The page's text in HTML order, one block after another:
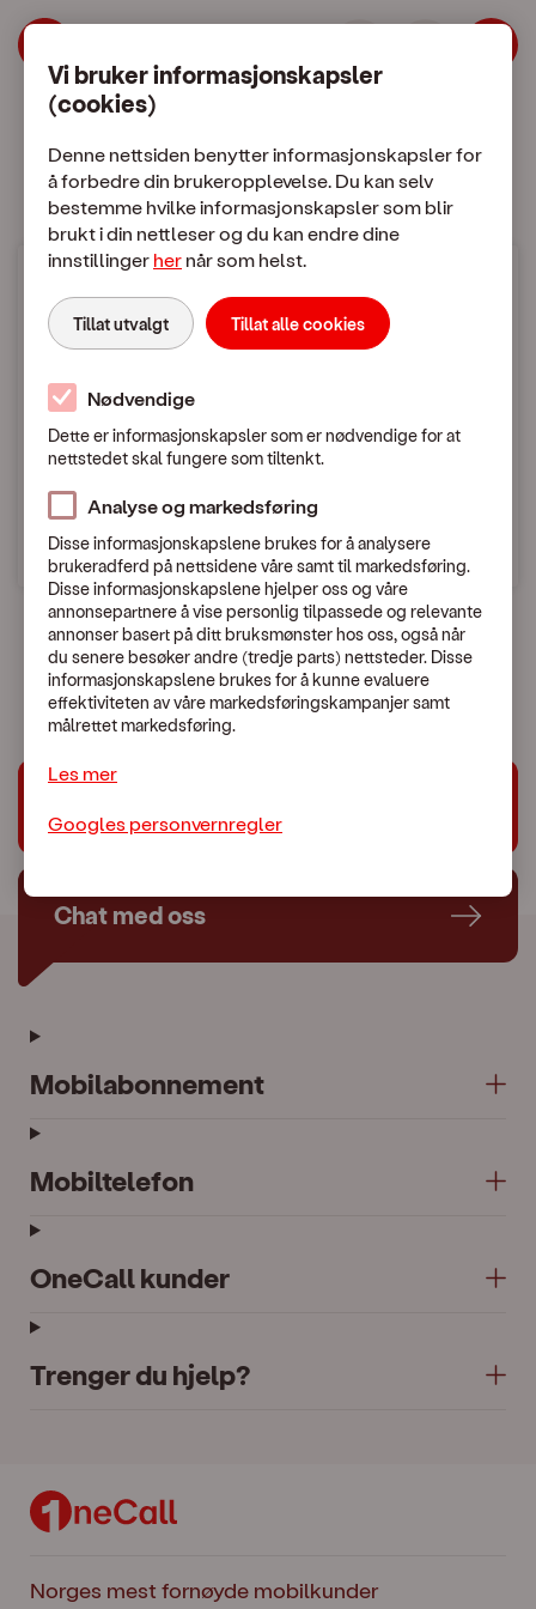
Hopp til meny
Hopp til hovedinnhold| OneCall
Mobilabonnement
Mobilpriser
Fra Norge til utlandet
Mobilpriser når du ringer eller sender SMS / MMS
En uventet feil skjedde.
Vennligst kontakt Kundeservice:479 44 444
Chat med oss
Mobilabonnement
Mobiltelefon
OneCall kunder
Trenger du hjelp?
Norges mest fornøyde mobilkunder
Vi bruker informasjonskapsler
(cookies)
Denne nettsiden benytter informasjonskapsler for
å forbedre din brukeropplevelse. Du kan selv
bestemme hvilke informasjonskapsler som blir
brukt i din nettleser og du kan endre dine
innstillinger her når som helst.
Tillat utvalgt Tillat alle cookies
Nødvendige
Dette er informasjonskapsler som er nødvendige for at
nettstedet skal fungere som tiltenkt.
Analyse og markedsføring
Disse informasjonskapslene brukes for å analysere
brukeradferd på nettsidene våre samt til markedsføring.
Disse informasjonskapslene hjelper oss og våre
annonsepartnere å vise personlig tilpassede og relevante
annonser basert på ditt bruksmønster hos oss, også når
du senere besøker andre (tredje parts) nettsteder. Disse
informasjonskapslene brukes for å kunne evaluere
effektiviteten av våre markedsføringskampanjer samt
målrettet markedsføring.
Les mer
Googles personvernregler